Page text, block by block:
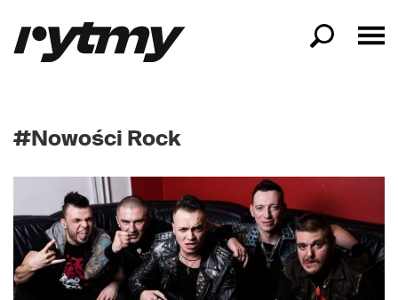
#Nowości Rock